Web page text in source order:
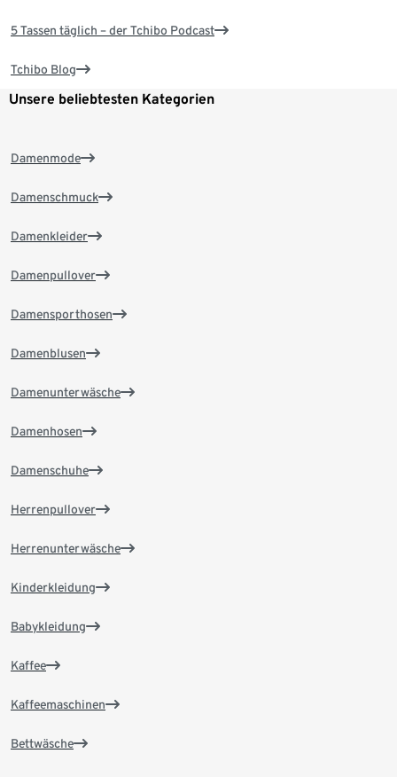
5 Tassen täglich – der Tchibo Podcast
Tchibo Blog
Unsere beliebtesten Kategorien
Damenmode
Damenschmuck
Damenkleider
Damenpullover
Damensporthosen
Damenblusen
Damenunterwäsche
Damenhosen
Damenschuhe
Herrenpullover
Herrenunterwäsche
Kinderkleidung
Babykleidung
Kaffee
Kaffeemaschinen
Bettwäsche